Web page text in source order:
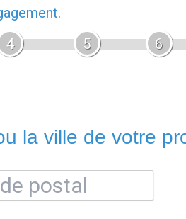
4 5 6
la ville de votre